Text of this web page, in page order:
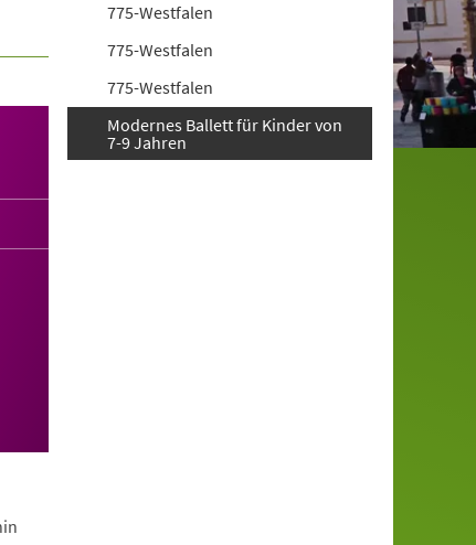
775-Westfalen
775-Westfalen
775-Westfalen
Modernes Ballett für Kinder von
7-9 Jahren